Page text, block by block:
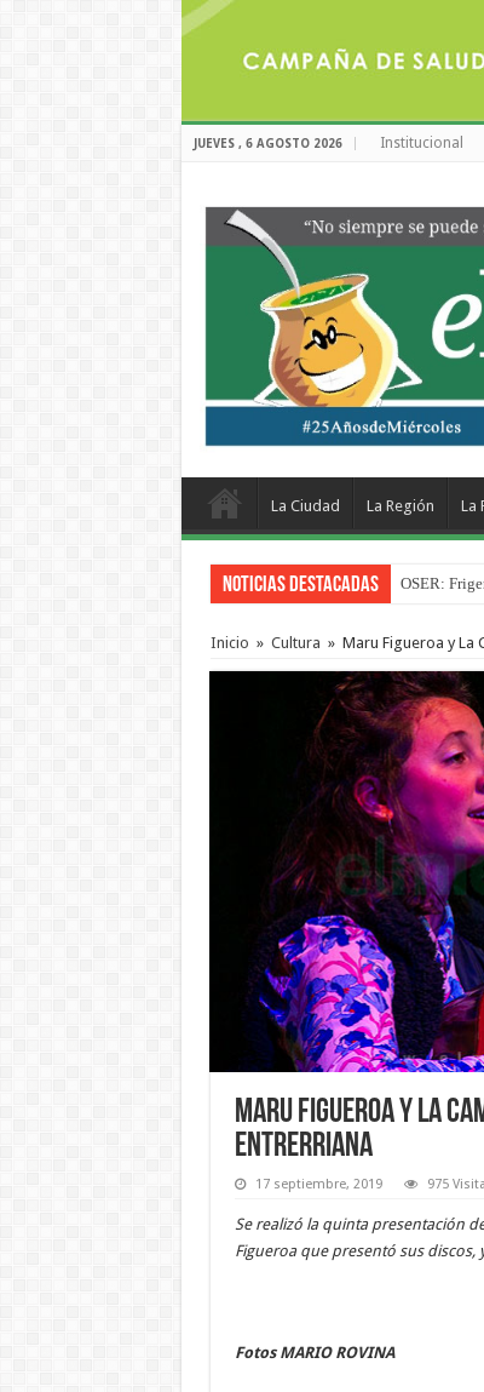
JUEVES , 6 AGOSTO 2026 Institucional
La Ciudad La Región La
Noticias Destacadas Por primera
Inicio » Cultura » Maru Figueroa y La
Maru Figueroa y La
entrerriana
17 septiembre, 2019 975
Se realizó la quinta presentación
Figueroa que presentó sus discos,
Fotos MARIO ROVINA